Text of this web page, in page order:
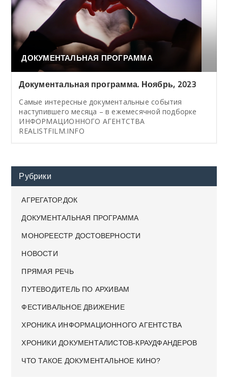
ДОКУМЕНТАЛЬНАЯ ПРОГРАММА
Документальная программа. Ноябрь, 2023
Cамые интересные документальные события
наступившего месяца – в ежемесячной подборке
ИНФОРМАЦИОННОГО АГЕНТСТВА
REALISTFILM.INFO
Рубрики
АГРЕГАТОР.ДОК
ДОКУМЕНТАЛЬНАЯ ПРОГРАММА
МОНОРЕЕСТР ДОСТОВЕРНОСТИ
НОВОСТИ
ПРЯМАЯ РЕЧЬ
ПУТЕВОДИТЕЛЬ ПО АРХИВАМ
ФЕСТИВАЛЬНОЕ ДВИЖЕНИЕ
ХРОНИКА ИНФОРМАЦИОННОГО АГЕНТСТВА
ХРОНИКИ ДОКУМЕНТАЛИСТОВ-КРАУДФАНДЕРОВ
ЧТО ТАКОЕ ДОКУМЕНТАЛЬНОЕ КИНО?